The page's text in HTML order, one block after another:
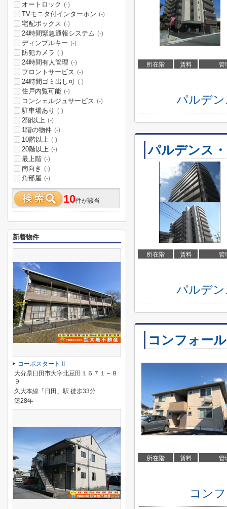
所在階 賃料 管
パルデ
パルデンス
所在階 賃料 管
パルデ
コンフォー
所在階 賃料 管
コン
オートロック (-)
TVモニタ付インターホン (-)
宅配ボックス (-)
24時間緊急通報システム (-)
ディンプルキー (-)
防犯カメラ (-)
24時間有人管理 (-)
フロントサービス (-)
24時間ゴミ出し可 (-)
住戸内覧可能 (-)
コンシェルジュサービス (-)
駐車場あり (-)
2階以上 (-)
1階の物件 (-)
10階以上 (-)
20階以上 (-)
最上階 (-)
南向き (-)
角部屋 (-)
10件が該当
新着物件
コーポスタートⅡ
大分県日田市大字北豆田１６７１－８
９
久大本線「日田」駅 徒歩33分
築28年